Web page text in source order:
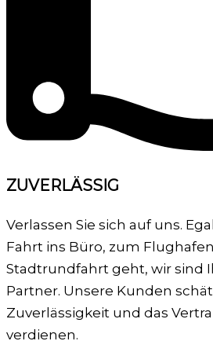
ZUVERLÄSSIG
Verlassen Sie sich auf uns.
Fahrt ins Büro, zum
Stadtrundfahrt geht, wir sind
Partner. Unsere Kunden
Zuverlässigkeit und das
verdienen.